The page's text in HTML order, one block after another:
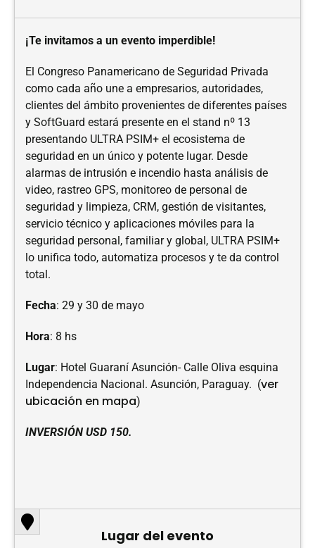
¡Te invitamos a un evento imperdible!
El Congreso Panamericano de Seguridad Privada
como cada año une a empresarios, autoridades,
clientes del ámbito provenientes de diferentes países
y SoftGuard estará presente en el stand nº 13
presentando ULTRA PSIM+ el ecosistema de
seguridad en un único y potente lugar. Desde
alarmas de intrusión e incendio hasta análisis de
video, rastreo GPS, monitoreo de personal de
seguridad y limpieza, CRM, gestión de visitantes,
servicio técnico y aplicaciones móviles para la
seguridad personal, familiar y global, ULTRA PSIM+
lo unifica todo, automatiza procesos y te da control
total.
Fecha: 29 y 30 de mayo
Hora: 8 hs
Lugar: Hotel Guaraní Asunción- Calle Oliva esquina
Independencia Nacional. Asunción, Paraguay. (ver
ubicación en mapa)
INVERSIÓN USD 150.
Lugar del evento